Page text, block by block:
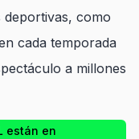
deportivas, como
cada temporada
a millones
están en